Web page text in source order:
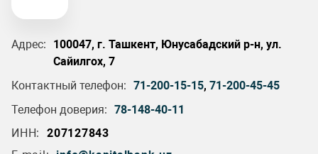
Адрес:
100047, г. Ташкент, Юнусабадский р-н, ул.
Сайилгох, 7
Контактный телефон: 71-200-15-15, 71-200-45-45
Телефон доверия: 78-148-40-11
ИНН:
207127843